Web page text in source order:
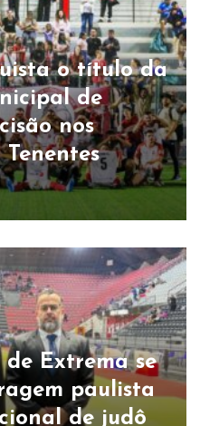
o título da
de
nos
de Extrema se
paulista
de judô